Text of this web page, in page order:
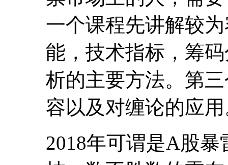
一个课程先讲解较
能，技术指标，筹
析的主要方法。第
容以及对缠论的应
2018年可谓是A股